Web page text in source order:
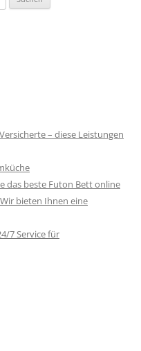
– diese Leistungen
das beste Futon Bett online
bieten Ihnen eine
7 Service für